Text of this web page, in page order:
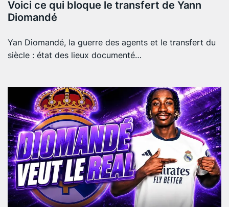
Voici ce qui bloque le transfert de Yann
Diomandé
Yan Diomandé, la guerre des agents et le transfert du
siècle : état des lieux documenté…